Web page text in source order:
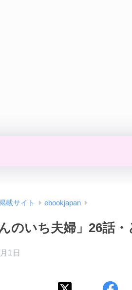
載サイト ebookjapan
んのいち夫婦」26話
1日